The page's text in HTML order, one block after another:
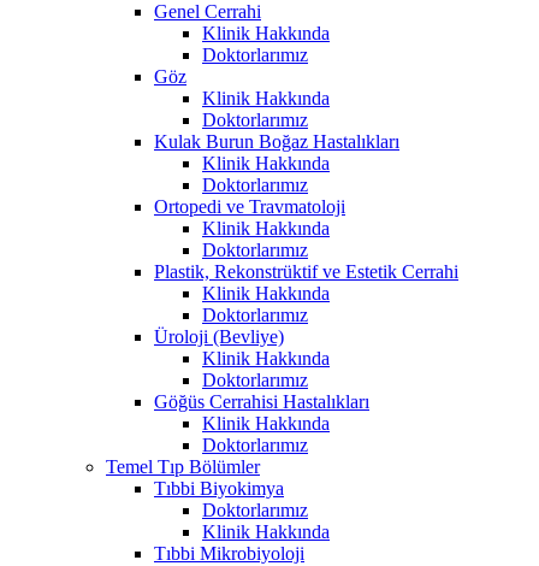
Genel Cerrahi
Klinik Hakkında
Doktorlarımız
Göz
Klinik Hakkında
Doktorlarımız
Kulak Burun Boğaz Hastalıkları
Klinik Hakkında
Doktorlarımız
Ortopedi ve Travmatoloji
Klinik Hakkında
Doktorlarımız
Plastik, Rekonstrüktif ve Estetik Cerrahi
Klinik Hakkında
Doktorlarımız
Üroloji (Bevliye)
Klinik Hakkında
Doktorlarımız
Göğüs Cerrahisi Hastalıkları
Klinik Hakkında
Doktorlarımız
Temel Tıp Bölümler
Tıbbi Biyokimya
Doktorlarımız
Klinik Hakkında
Tıbbi Mikrobiyoloji